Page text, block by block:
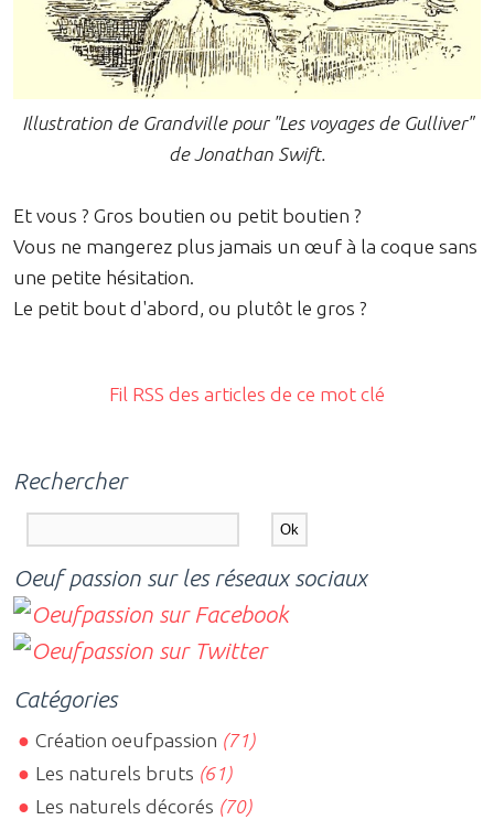
Illustration de Grandville pour "Les voyages de Gulliver"
de Jonathan Swift.
Et vous ? Gros boutien ou petit boutien ?
Vous ne mangerez plus jamais un œuf à la coque sans
une petite hésitation.
Le petit bout d'abord, ou plutôt le gros ?
Fil RSS des articles de ce mot clé
Rechercher
Oeuf passion sur les réseaux sociaux
Catégories
Création oeufpassion (71)
Les naturels bruts (61)
Les naturels décorés (70)